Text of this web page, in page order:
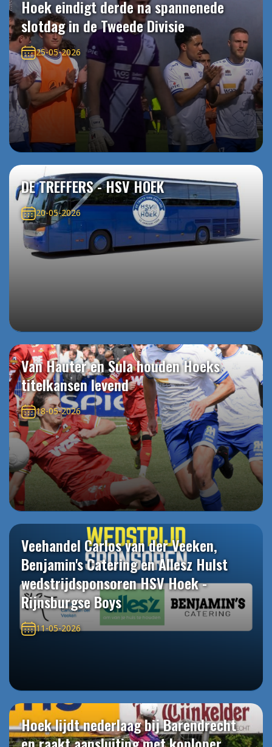
Hoek eindigt derde na spannenede
slotdag in de Tweede Divisie
25-05-2026
DE TREFFERS - HSV HOEK
20-05-2026
Van Hauter en Sula houden Hoeks
titelkansen levend
18-05-2026
Veehandel Carlos van der Veeken,
Benjamin's Catering en Allesz Hulst
wedstrijdsponsoren HSV Hoek -
Rijnsburgse Boys
11-05-2026
Hoek lijdt nederlaag bij Barendrecht